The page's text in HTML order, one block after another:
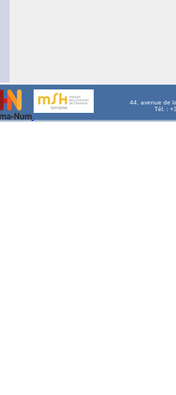
44, avenue de
Tél. :